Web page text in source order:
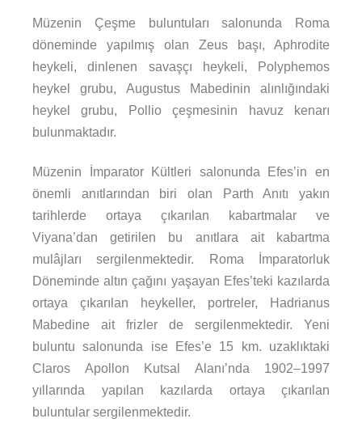
Müzenin Çeşme buluntuları salonunda Roma
döneminde yapılmış olan Zeus başı, Aphrodite
heykeli, dinlenen savaşçı heykeli, Polyphemos
heykel grubu, Augustus Mabedinin alınlığındaki
heykel grubu, Pollio çeşmesinin havuz kenarı
bulunmaktadır.
Müzenin İmparator Kültleri salonunda Efes’in en
önemli anıtlarından biri olan Parth Anıtı yakın
tarihlerde ortaya çıkarılan kabartmalar ve
Viyana’dan getirilen bu anıtlara ait kabartma
mulâjları sergilenmektedir. Roma İmparatorluk
Döneminde altın çağını yaşayan Efes’teki kazılarda
ortaya çıkarılan heykeller, portreler, Hadrianus
Mabedine ait frizler de sergilenmektedir. Yeni
buluntu salonunda ise Efes’e 15 km. uzaklıktaki
Claros Apollon Kutsal Alanı’nda 1902–1997
yıllarında yapılan kazılarda ortaya çıkarılan
buluntular sergilenmektedir.